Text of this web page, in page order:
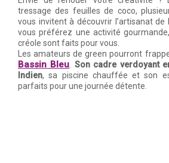
tressage des feuilles de coco,
vous invitent à découvrir l’artisanat de
vous préférez une activité
créole sont faits pour vous.
Les amateurs de green pourront
Bassin Bleu Son cadre verdoyant
Indien, sa piscine chauffée et son
parfaits pour une journée détente.